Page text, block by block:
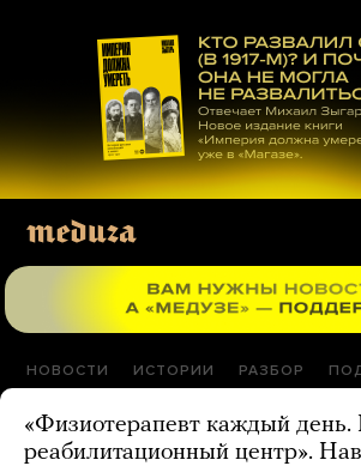
материалам
НОВОСТИ ИСТОРИИ РАЗБОР
«Физиотерапевт каждый
реабилитационный центр».